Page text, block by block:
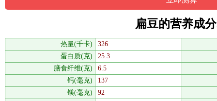
扁豆的营养成
热量(千卡)
326
蛋白质(克)
25.3
膳食纤维(克)
6.5
钙(毫克)
137
镁(毫克)
92